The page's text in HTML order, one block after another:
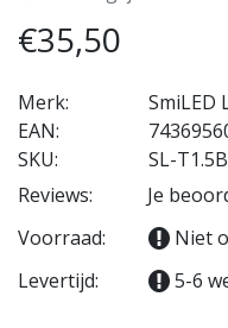
€35,50
Merk:
SmiLED
EAN:
SKU:
SL-T1.5B
Reviews:
Je
Voorraad:
Niet
Levertijd:
5-6